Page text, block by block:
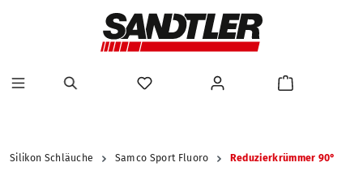
Silikon Schläuche Samco Sport Fluoro Reduzierkrümmer 90°